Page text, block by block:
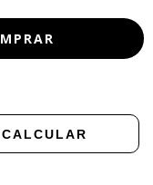
CALCULAR